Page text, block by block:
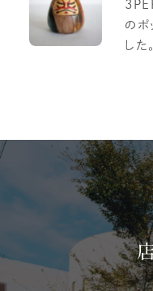
のポ
した。